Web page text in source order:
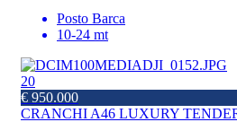
Posto Barca
10-24 mt
20
€ 950.000
CRANCHI A46 LUXURY